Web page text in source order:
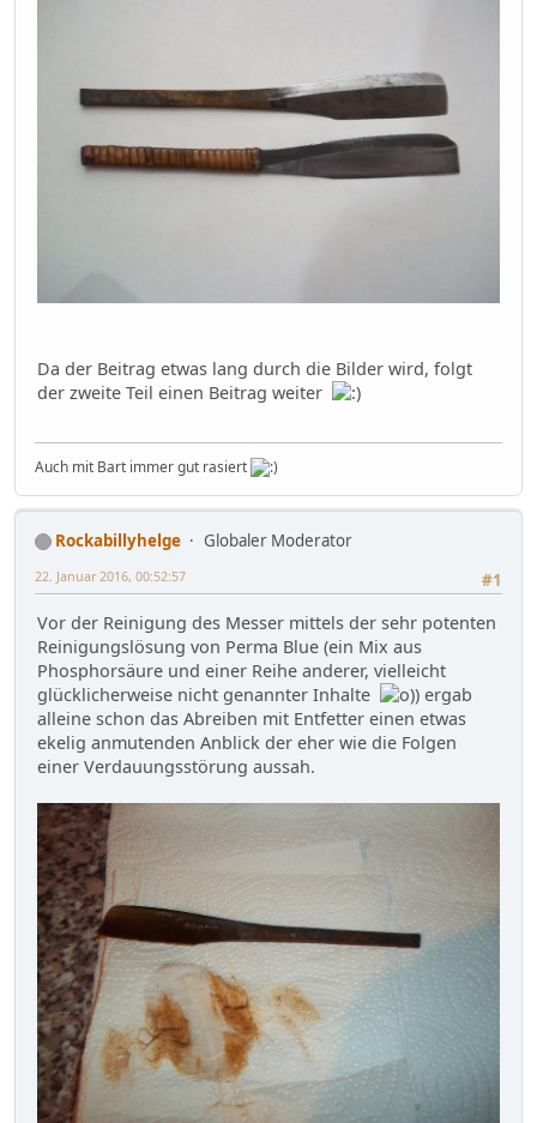
Da der Beitrag etwas lang durch die Bilder wird, folgt
der zweite Teil einen Beitrag weiter
Auch mit Bart immer gut rasiert
Rockabillyhelge
Globaler Moderator
#1
22. Januar 2016, 00:52:57
Vor der Reinigung des Messer mittels der sehr potenten
Reinigungslösung von Perma Blue (ein Mix aus
Phosphorsäure und einer Reihe anderer, vielleicht
glücklicherweise nicht genannter Inhalte
) ergab
alleine schon das Abreiben mit Entfetter einen etwas
ekelig anmutenden Anblick der eher wie die Folgen
einer Verdauungsstörung aussah.